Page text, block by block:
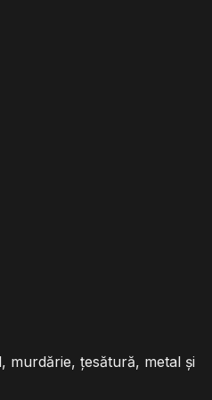
murdărie, țesătură, metal și